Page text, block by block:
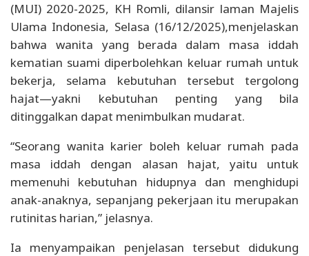
(MUI) 2020-2025, KH Romli, dilansir laman Majelis
Ulama Indonesia, Selasa (16/12/2025),menjelaskan
bahwa wanita yang berada dalam masa iddah
kematian suami diperbolehkan keluar rumah untuk
bekerja, selama kebutuhan tersebut tergolong
hajat—yakni kebutuhan penting yang bila
ditinggalkan dapat menimbulkan mudarat.
“Seorang wanita karier boleh keluar rumah pada
masa iddah dengan alasan hajat, yaitu untuk
memenuhi kebutuhan hidupnya dan menghidupi
anak-anaknya, sepanjang pekerjaan itu merupakan
rutinitas harian,” jelasnya.
Ia menyampaikan penjelasan tersebut didukung